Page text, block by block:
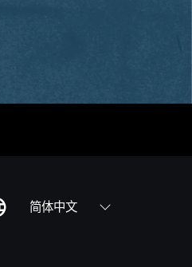
简体中文